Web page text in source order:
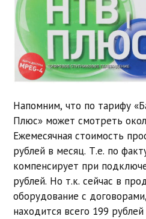
Напомним, что по тарифу
Плюс» может смотреть
Ежемесячная стоимость
рублей в месяц. Т.е. по
компенсирует при
рублей. Но т.к. сейчас в
оборудование с
находится всего 199